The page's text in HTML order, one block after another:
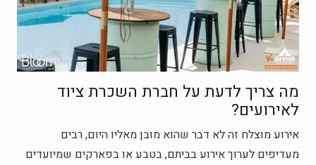
מה צריך לדעת על חברת השכרת ציוד
לאירועים?
אירוע מוצלח זה לא דבר שהוא מובן מאליו היום, רבים
מעדיפים לערוך אירוע בביתם, בטבע או בפארקים שמיועדים